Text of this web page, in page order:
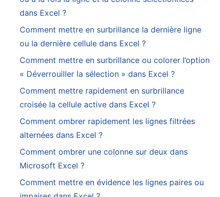
dans Excel ?
Comment mettre en surbrillance la dernière ligne
ou la dernière cellule dans Excel ?
Comment mettre en surbrillance ou colorer l’option
« Déverrouiller la sélection » dans Excel ?
Comment mettre rapidement en surbrillance
croisée la cellule active dans Excel ?
Comment ombrer rapidement les lignes filtrées
alternées dans Excel ?
Comment ombrer une colonne sur deux dans
Microsoft Excel ?
Comment mettre en évidence les lignes paires ou